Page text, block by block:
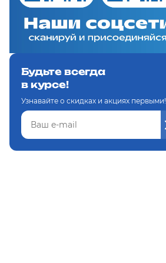
Будьте всегда
в курсе!
Узнавайте о скидках и акциях первыми!